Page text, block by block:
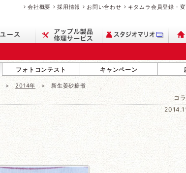
会社概要 採用情報 お問い合わせ キタムラ会員登録・
フォトコンテスト キャンペーン
2014年 新生姜砂糖煮
コ